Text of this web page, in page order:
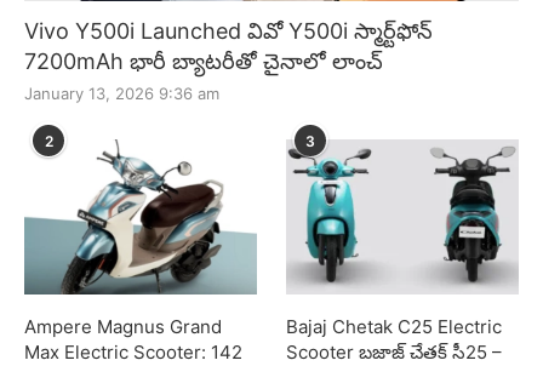
Vivo Y500i Launched వివో Y500i స్మార్ట్‌ఫోన్
7200mAh భారీ బ్యాటరీతో చైనాలో లాంచ్
January 13, 2026 9:36 am
2
Ampere Magnus Grand
Max Electric Scooter: 142
3
Bajaj Chetak C25 Electric
Scooter బజాజ్ చేతక్ సీ25 –